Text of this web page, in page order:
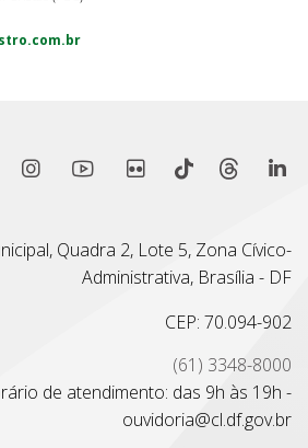
Quadra 2, Lote 5, Zona Cívico-
Administrativa, Brasília - DF
CEP: 70.094-902
(61) 3348-8000
de atendimento: das 9h às 19h -
ouvidoria@cl.df.gov.br